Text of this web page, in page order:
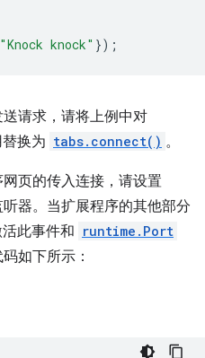
"Knock knock" });
请求，请将上例中对
换为 tabs.connect() 。
页的传入连接，请设置
器。当扩展程序的其他部分
此事件和 runtime.Port
如下所示：